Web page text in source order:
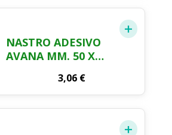
NASTRO ADESIVO
AVANA MM. 50 X
3,06 €